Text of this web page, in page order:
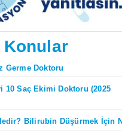
Germe Doktoru
10 Saç Ekimi Doktoru (2025
Bilirubin Düşürmek İçin